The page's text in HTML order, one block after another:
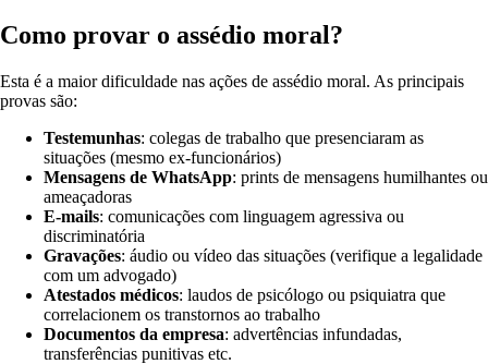
Como provar o assédio moral?
Esta é a maior dificuldade nas ações de assédio moral. As principais
provas são:
Testemunhas: colegas de trabalho que presenciaram as
situações (mesmo ex-funcionários)
Mensagens de WhatsApp: prints de mensagens humilhantes ou
ameaçadoras
E-mails: comunicações com linguagem agressiva ou
discriminatória
Gravações: áudio ou vídeo das situações (verifique a legalidade
com um advogado)
Atestados médicos: laudos de psicólogo ou psiquiatra que
correlacionem os transtornos ao trabalho
Documentos da empresa: advertências infundadas,
transferências punitivas etc.